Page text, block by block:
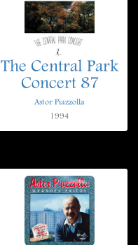
The Central Park
Concert 87
Astor Piazzolla
1994